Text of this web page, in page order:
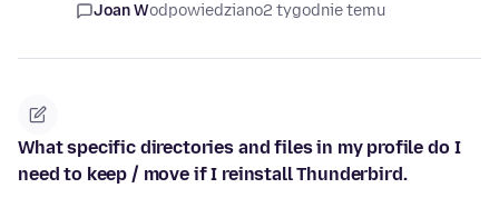
Joan Wodpowiedziano2 tygodnie temu
What specific directories and files in my profile do I
need to keep / move if I reinstall Thunderbird.